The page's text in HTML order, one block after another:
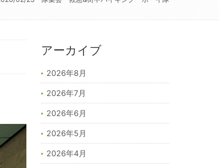
アーカイブ
2026年8月
2026年7月
2026年6月
2026年5月
2026年4月